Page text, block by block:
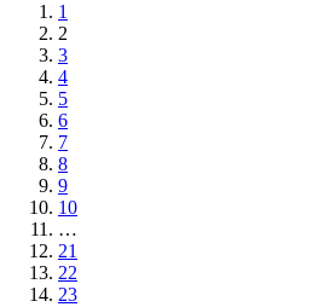
1
2
3
4
5
6
7
8
9
10
…
21
22
23